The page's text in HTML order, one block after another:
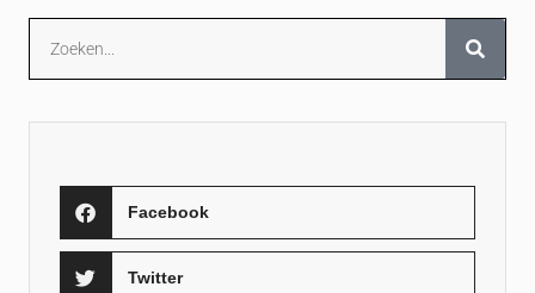
Facebook
Twitter